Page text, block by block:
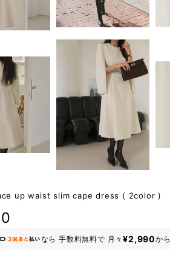
up waist slim cape dress ( 2color )
なら 手数料無料で 月々¥2,990から